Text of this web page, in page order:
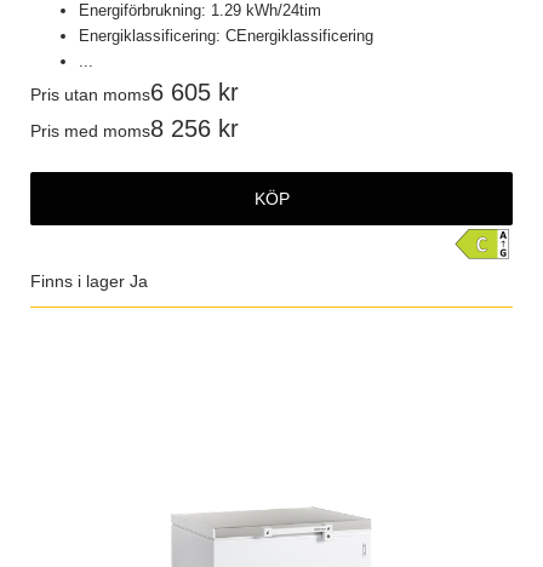
Energiförbrukning: 1.29 kWh/24tim
Energiklassificering: CEnergiklassificering
Pris utan moms6 605
Pris med moms8 256
KÖP
Finns i lager Ja